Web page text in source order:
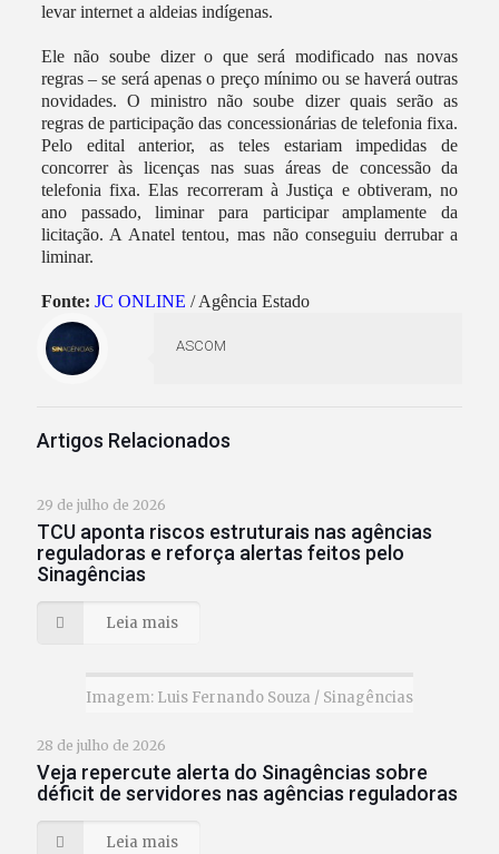
levar internet a aldeias indígenas.
Ele não soube dizer o que será modificado nas novas
regras – se será apenas o preço mínimo ou se haverá outras
novidades. O ministro não soube dizer quais serão as
regras de participação das concessionárias de telefonia fixa.
Pelo edital anterior, as teles estariam impedidas de
concorrer às licenças nas suas áreas de concessão da
telefonia fixa. Elas recorreram à Justiça e obtiveram, no
ano passado, liminar para participar amplamente da
licitação. A Anatel tentou, mas não conseguiu derrubar a
liminar.
Fonte: JC ONLINE / Agência Estado
ASCOM
Artigos Relacionados
29 de julho de 2026
TCU aponta riscos estruturais nas agências
reguladoras e reforça alertas feitos pelo
Sinagências
Leia mais
Imagem: Luis Fernando Souza / Sinagências
28 de julho de 2026
Veja repercute alerta do Sinagências sobre
déficit de servidores nas agências reguladoras
Leia mais